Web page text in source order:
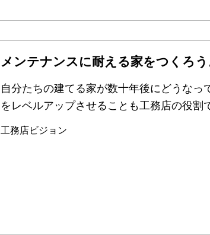
メンテナンスに耐える家をつくろう
自分たちの建てる家が数十年後にどうな
をレベルアップさせることも工務店の役割
工務店ビジョン